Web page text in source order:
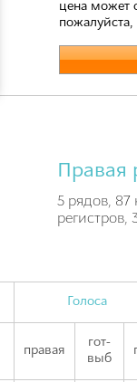
цена может
пожалуйста,
Правая
5 рядов, 87
регистров,
Голоса
правая
гот-
выб